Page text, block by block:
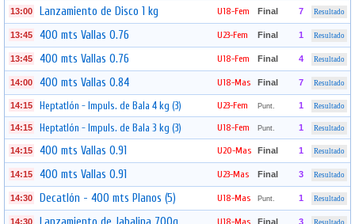
13:00 Lanzamiento de Disco 1 kg U18-Fem Final 7 Resultado
13:45 400 mts Vallas 0.76 U23-Fem Final 1 Resultado
13:45 400 mts Vallas 0.76 U18-Fem Final 4 Resultado
14:00 400 mts Vallas 0.84 U18-Mas Final 7 Resultado
14:15 Heptatlón - Impuls. de Bala 4 kg (3) U23-Fem Punt. 1 Resultado
14:15 Heptatlón - Impuls. de Bala 3 kg (3) U18-Fem Punt. 1 Resultado
14:15 400 mts Vallas 0.91 U20-Mas Final 1 Resultado
14:15 400 mts Vallas 0.91 U23-Mas Final 3 Resultado
14:30 Decatlón - 400 mts Planos (5) U18-Mas Punt. 1 Resultado
14:30 U18-Mas Final 3 Resultado